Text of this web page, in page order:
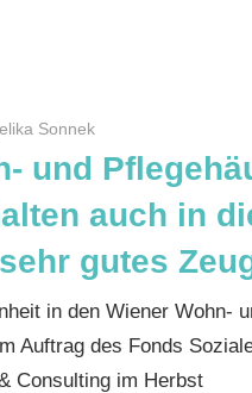
Sonnek
und
auch in
gutes
in den Wiener Wohn-
Auftrag des Fonds
Consulting im Herbst